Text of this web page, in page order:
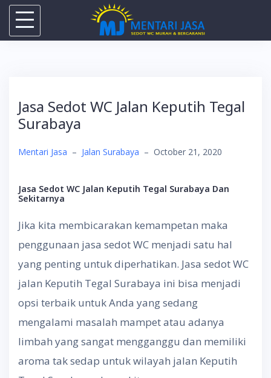
Skip
Jasa Sedot WC Jalan Keputih Tegal
Surabaya
Mentari Jasa – Jalan Surabaya – October 21, 2020
Jasa Sedot WC Jalan Keputih Tegal Surabaya Dan
Sekitarnya
Jika kita membicarakan kemampetan maka
penggunaan jasa sedot WC menjadi satu hal
yang penting untuk diperhatikan. Jasa sedot WC
jalan Keputih Tegal Surabaya ini bisa menjadi
opsi terbaik untuk Anda yang sedang
mengalami masalah mampet atau adanya
limbah yang sangat mengganggu dan memiliki
aroma tak sedap untuk wilayah jalan Keputih